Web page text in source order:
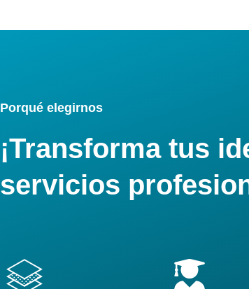
Porqué elegirnos
¡Transforma tus
servicios